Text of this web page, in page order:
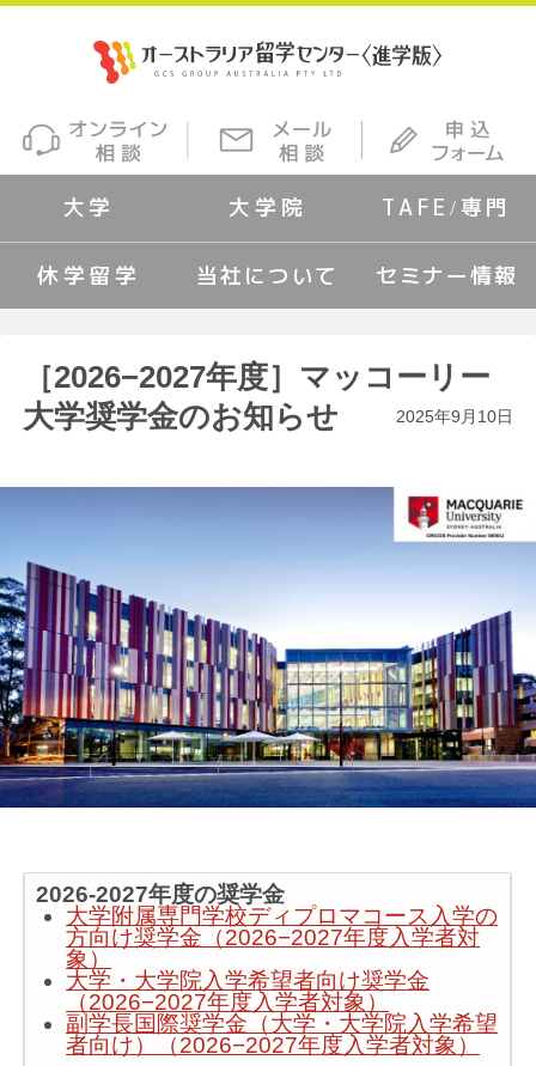
大学 大学院 TAFE/専門
休学留学 当社について セミナー情報
［2026−2027年度］マッコーリー
大学奨学金のお知らせ
2025年9月10日
2026-2027年度の奨学金
大学附属専門学校ディプロマコース入学の
方向け奨学金（2026−2027年度入学者対
象）
大学・大学院入学希望者向け奨学金
（2026−2027年度入学者対象）
副学長国際奨学金（大学・大学院入学希望
者向け）（2026−2027年度入学者対象）